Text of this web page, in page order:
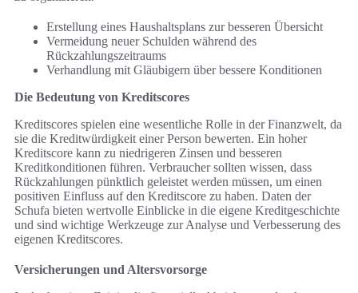
Erstellung eines Haushaltsplans zur besseren Übersicht
Vermeidung neuer Schulden während des
Rückzahlungszeitraums
Verhandlung mit Gläubigern über bessere Konditionen
Die Bedeutung von Kreditscores
Kreditscores spielen eine wesentliche Rolle in der Finanzwelt, da
sie die Kreditwürdigkeit einer Person bewerten. Ein hoher
Kreditscore kann zu niedrigeren Zinsen und besseren
Kreditkonditionen führen. Verbraucher sollten wissen, dass
Rückzahlungen pünktlich geleistet werden müssen, um einen
positiven Einfluss auf den Kreditscore zu haben. Daten der
Schufa bieten wertvolle Einblicke in die eigene Kreditgeschichte
und sind wichtige Werkzeuge zur Analyse und Verbesserung des
eigenen Kreditscores.
Versicherungen und Altersvorsorge